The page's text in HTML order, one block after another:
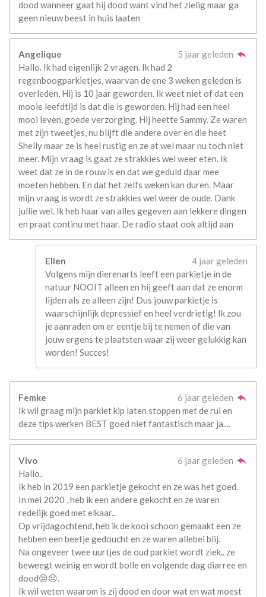
dood wanneer gaat hij dood want vind het zielig maar ga
geen nieuw beest in huis laaten
Angelique
5 jaar geleden
Hallo. Ik had eigenlijk 2 vragen. Ik had 2
regenboogparkietjes, waarvan de ene 3 weken geleden is
overleden, Hij is 10 jaar geworden. Ik weet niet of dat een
mooie leefdtijd is dat die is geworden. Hij had een heel
mooi leven, goede verzorging. Hij heette Sammy. Ze waren
met zijn tweetjes, nu blijft die andere over en die heet
Shelly maar ze is heel rustig en ze at wel maar nu toch niet
meer. Mijn vraag is gaat ze strakkies wel weer eten. Ik
weet dat ze in de rouw is en dat we geduld daar mee
moeten hebben. En dat het zelfs weken kan duren. Maar
mijn vraag is wordt ze strakkies wel weer de oude. Dank
jullie wel. Ik heb haar van alles gegeven aan lekkere dingen
en praat continu met haar. De radio staat ook altijd aan
Ellen
4 jaar geleden
Volgens mijn dierenarts leeft een parkietje in de
natuur NOOIT alleen en hij geeft aan dat ze enorm
lijden als ze alleen zijn! Dus jouw parkietje is
waarschijnlijk depressief en heel verdrietig! Ik zou
je aanraden om er eentje bij te nemen of die van
jouw ergens te plaatsten waar zij weer gelukkig kan
worden! Succes!
Femke
6 jaar geleden
Ik wil graag mijn parkiet kip laten stoppen met de rui en
deze tips werken BEST goed niet fantastisch maar ja....
Vivo
6 jaar geleden
Hallo,
Ik heb in 2019 een parkietje gekocht en ze was het goed.
In mei 2020 , heb ik een andere gekocht en ze waren
redelijk goed met elkaar..
Op vrijdagochtend, heb ik de kooi schoon gemaakt een ze
hebben een beetje gedoucht en ze waren allebei blij.
Na ongeveer twee uurtjes de oud parkiet wordt ziek.. ze
beweegt weinig en wordt bolle en volgende dag diarree en
dood😔😔.
Ik wil weten waarom is zij dood en door wat en wat moest